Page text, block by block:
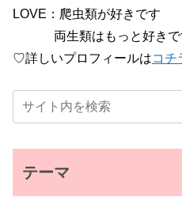
LOVE：爬虫類が好きです
両生類はもっと好きで
♡詳しいプロフィールはコチ
テーマ